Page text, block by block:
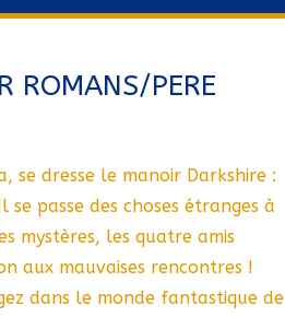
ROMANS/PERE
se dresse le manoir Darkshire :
passe des choses étranges à
mystères, les quatre amis
aux mauvaises rencontres !
dans le monde fantastique de